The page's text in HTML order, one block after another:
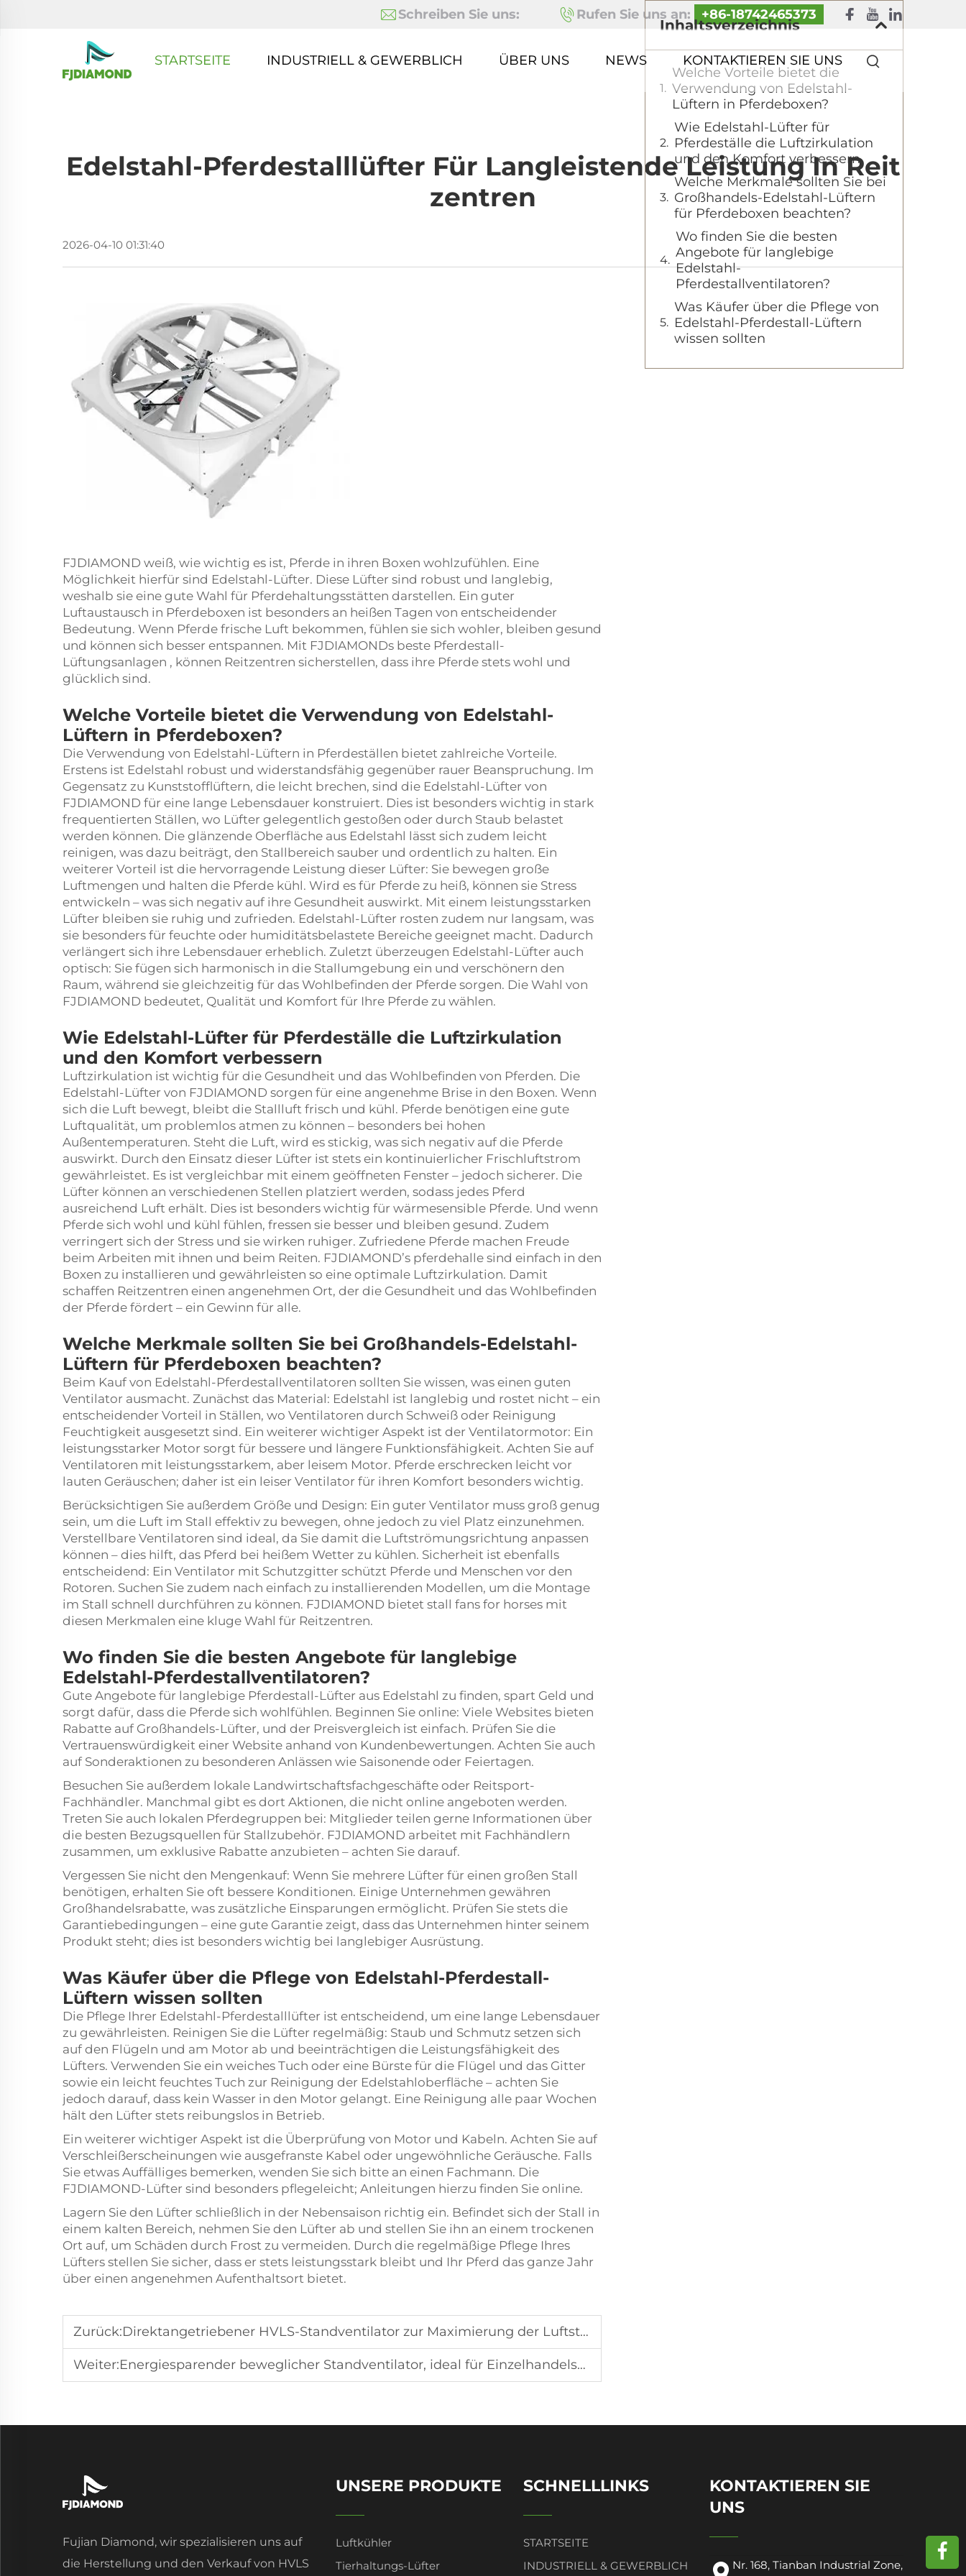
Schreiben Sie uns: Rufen Sie uns an: +86-18742465373
STARTSEITE INDUSTRIELL & GEWERBLICH ÜBER UNS NEWS KONTAKTIEREN SIE UNS
Edelstahl-Pferdestalllüfter Für Langleistende Leistung In Reit
Zentren
2026-04-10 01:31:40
FJDIAMOND weiß, wie wichtig es ist, Pferde in ihren Boxen wohlzufühlen. Eine
Möglichkeit hierfür sind Edelstahl-Lüfter. Diese Lüfter sind robust und langlebig,
weshalb sie eine gute Wahl für Pferdehaltungsstätten darstellen. Ein guter
Luftaustausch in Pferdeboxen ist besonders an heißen Tagen von entscheidender
Bedeutung. Wenn Pferde frische Luft bekommen, fühlen sie sich wohler, bleiben gesund
und können sich besser entspannen. Mit FJDIAMONDs beste Pferdestall-
Lüftungsanlagen , können Reitzentren sicherstellen, dass ihre Pferde stets wohl und
glücklich sind.
Welche Vorteile bietet die Verwendung von Edelstahl-
Lüftern in Pferdeboxen?
Die Verwendung von Edelstahl-Lüftern in Pferdeställen bietet zahlreiche Vorteile.
Erstens ist Edelstahl robust und widerstandsfähig gegenüber rauer Beanspruchung. Im
Gegensatz zu Kunststofflüftern, die leicht brechen, sind die Edelstahl-Lüfter von
FJDIAMOND für eine lange Lebensdauer konstruiert. Dies ist besonders wichtig in stark
frequentierten Ställen, wo Lüfter gelegentlich gestoßen oder durch Staub belastet
werden können. Die glänzende Oberfläche aus Edelstahl lässt sich zudem leicht
reinigen, was dazu beiträgt, den Stallbereich sauber und ordentlich zu halten. Ein
weiterer Vorteil ist die hervorragende Leistung dieser Lüfter: Sie bewegen große
Luftmengen und halten die Pferde kühl. Wird es für Pferde zu heiß, können sie Stress
entwickeln – was sich negativ auf ihre Gesundheit auswirkt. Mit einem leistungsstarken
Lüfter bleiben sie ruhig und zufrieden. Edelstahl-Lüfter rosten zudem nur langsam, was
sie besonders für feuchte oder humiditätsbelastete Bereiche geeignet macht. Dadurch
verlängert sich ihre Lebensdauer erheblich. Zuletzt überzeugen Edelstahl-Lüfter auch
optisch: Sie fügen sich harmonisch in die Stallumgebung ein und verschönern den
Raum, während sie gleichzeitig für das Wohlbefinden der Pferde sorgen. Die Wahl von
FJDIAMOND bedeutet, Qualität und Komfort für Ihre Pferde zu wählen.
Wie Edelstahl-Lüfter für Pferdeställe die Luftzirkulation
und den Komfort verbessern
Luftzirkulation ist wichtig für die Gesundheit und das Wohlbefinden von Pferden. Die
Edelstahl-Lüfter von FJDIAMOND sorgen für eine angenehme Brise in den Boxen. Wenn
sich die Luft bewegt, bleibt die Stallluft frisch und kühl. Pferde benötigen eine gute
Luftqualität, um problemlos atmen zu können – besonders bei hohen
Außentemperaturen. Steht die Luft, wird es stickig, was sich negativ auf die Pferde
auswirkt. Durch den Einsatz dieser Lüfter ist stets ein kontinuierlicher Frischluftstrom
gewährleistet. Es ist vergleichbar mit einem geöffneten Fenster – jedoch sicherer. Die
Lüfter können an verschiedenen Stellen platziert werden, sodass jedes Pferd
ausreichend Luft erhält. Dies ist besonders wichtig für wärmesensible Pferde. Und wenn
Pferde sich wohl und kühl fühlen, fressen sie besser und bleiben gesund. Zudem
verringert sich der Stress und sie wirken ruhiger. Zufriedene Pferde machen Freude
beim Arbeiten mit ihnen und beim Reiten. FJDIAMOND’s pferdehalle sind einfach in den
Boxen zu installieren und gewährleisten so eine optimale Luftzirkulation. Damit
schaffen Reitzentren einen angenehmen Ort, der die Gesundheit und das Wohlbefinden
der Pferde fördert – ein Gewinn für alle.
Welche Merkmale sollten Sie bei Großhandels-Edelstahl-
Lüftern für Pferdeboxen beachten?
Beim Kauf von Edelstahl-Pferdestallventilatoren sollten Sie wissen, was einen guten
Ventilator ausmacht. Zunächst das Material: Edelstahl ist langlebig und rostet nicht – ein
entscheidender Vorteil in Ställen, wo Ventilatoren durch Schweiß oder Reinigung
Feuchtigkeit ausgesetzt sind. Ein weiterer wichtiger Aspekt ist der Ventilatormotor: Ein
leistungsstarker Motor sorgt für bessere und längere Funktionsfähigkeit. Achten Sie auf
Ventilatoren mit leistungsstarkem, aber leisem Motor. Pferde erschrecken leicht vor
lauten Geräuschen; daher ist ein leiser Ventilator für ihren Komfort besonders wichtig.
Berücksichtigen Sie außerdem Größe und Design: Ein guter Ventilator muss groß genug
sein, um die Luft im Stall effektiv zu bewegen, ohne jedoch zu viel Platz einzunehmen.
Verstellbare Ventilatoren sind ideal, da Sie damit die Luftströmungsrichtung anpassen
können – dies hilft, das Pferd bei heißem Wetter zu kühlen. Sicherheit ist ebenfalls
entscheidend: Ein Ventilator mit Schutzgitter schützt Pferde und Menschen vor den
Rotoren. Suchen Sie zudem nach einfach zu installierenden Modellen, um die Montage
im Stall schnell durchführen zu können. FJDIAMOND bietet stall fans for horses mit
diesen Merkmalen eine kluge Wahl für Reitzentren.
Wo finden Sie die besten Angebote für langlebige
Edelstahl-Pferdestallventilatoren?
Gute Angebote für langlebige Pferdestall-Lüfter aus Edelstahl zu finden, spart Geld und
sorgt dafür, dass die Pferde sich wohlfühlen. Beginnen Sie online: Viele Websites bieten
Rabatte auf Großhandels-Lüfter, und der Preisvergleich ist einfach. Prüfen Sie die
Vertrauenswürdigkeit einer Website anhand von Kundenbewertungen. Achten Sie auch
auf Sonderaktionen zu besonderen Anlässen wie Saisonende oder Feiertagen.
Besuchen Sie außerdem lokale Landwirtschaftsfachgeschäfte oder Reitsport-
Fachhändler. Manchmal gibt es dort Aktionen, die nicht online angeboten werden.
Treten Sie auch lokalen Pferdegruppen bei: Mitglieder teilen gerne Informationen über
die besten Bezugsquellen für Stallzubehör. FJDIAMOND arbeitet mit Fachhändlern
zusammen, um exklusive Rabatte anzubieten – achten Sie darauf.
Vergessen Sie nicht den Mengenkauf: Wenn Sie mehrere Lüfter für einen großen Stall
benötigen, erhalten Sie oft bessere Konditionen. Einige Unternehmen gewähren
Großhandelsrabatte, was zusätzliche Einsparungen ermöglicht. Prüfen Sie stets die
Garantiebedingungen – eine gute Garantie zeigt, dass das Unternehmen hinter seinem
Produkt steht; dies ist besonders wichtig bei langlebiger Ausrüstung.
Was Käufer über die Pflege von Edelstahl-Pferdestall-
Lüftern wissen sollten
Die Pflege Ihrer Edelstahl-Pferdestalllüfter ist entscheidend, um eine lange Lebensdauer
zu gewährleisten. Reinigen Sie die Lüfter regelmäßig: Staub und Schmutz setzen sich
auf den Flügeln und am Motor ab und beeinträchtigen die Leistungsfähigkeit des
Lüfters. Verwenden Sie ein weiches Tuch oder eine Bürste für die Flügel und das Gitter
sowie ein leicht feuchtes Tuch zur Reinigung der Edelstahloberfläche – achten Sie
jedoch darauf, dass kein Wasser in den Motor gelangt. Eine Reinigung alle paar Wochen
hält den Lüfter stets reibungslos in Betrieb.
Ein weiterer wichtiger Aspekt ist die Überprüfung von Motor und Kabeln. Achten Sie auf
Verschleißerscheinungen wie ausgefranste Kabel oder ungewöhnliche Geräusche. Falls
Sie etwas Auffälliges bemerken, wenden Sie sich bitte an einen Fachmann. Die
FJDIAMOND-Lüfter sind besonders pflegeleicht; Anleitungen hierzu finden Sie online.
Lagern Sie den Lüfter schließlich in der Nebensaison richtig ein. Befindet sich der Stall in
einem kalten Bereich, nehmen Sie den Lüfter ab und stellen Sie ihn an einem trockenen
Ort auf, um Schäden durch Frost zu vermeiden. Durch die regelmäßige Pflege Ihres
Lüfters stellen Sie sicher, dass er stets leistungsstark bleibt und Ihr Pferd das ganze Jahr
über einen angenehmen Aufenthaltsort bietet.
Zurück:Direktangetriebener HVLS-Standventilator zur Maximierung der Luftstromabdeckung in großen Industrieanlagen
Weiter:Energiesparender beweglicher Standventilator, ideal für Einzelhandelsgeschäfte und Mehrzweckhallen
Inhaltsverzeichnis
Welche Vorteile bietet die
Verwendung von Edelstahl-
Lüftern in Pferdeboxen?
Wie Edelstahl-Lüfter für
Pferdeställe die Luftzirkulation
und den Komfort verbessern
Welche Merkmale sollten Sie bei
Großhandels-Edelstahl-Lüftern
für Pferdeboxen beachten?
Wo finden Sie die besten
Angebote für langlebige
Edelstahl-
Pferdestallventilatoren?
Was Käufer über die Pflege von
Edelstahl-Pferdestall-Lüftern
wissen sollten
Fujian Diamond, wir spezialisieren uns auf
die Herstellung und den Verkauf von HVLS
UNSERE PRODUKTE
Luftkühler
Tierhaltungs-Lüfter
SCHNELLLINKS
STARTSEITE
INDUSTRIELL & GEWERBLICH
KONTAKTIEREN SIE
UNS
Nr. 168, Tianban Industrial Zone,